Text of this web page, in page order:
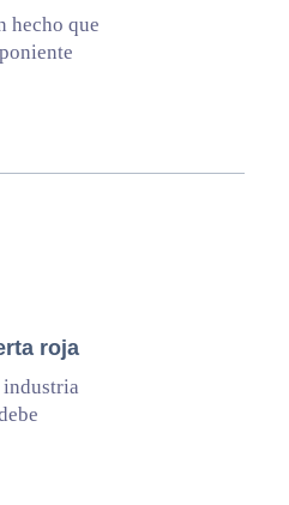
hecho que
roja
industria